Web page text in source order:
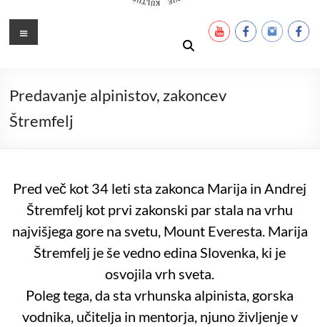
Ustanova Petra Pavla Glavarja
Meni
Predavanje alpinistov, zakoncev
Štremfelj
Pred več kot 34 leti sta zakonca Marija in Andrej
Štremfelj kot prvi zakonski par stala na vrhu
najvišjega gore na svetu, Mount Everesta. Marija
Štremfelj je še vedno edina Slovenka, ki je
osvojilavrh sveta.
Poleg tega, da sta vrhunska alpinista, gorska
vodnika, učitelja in mentorja, njuno življenje v